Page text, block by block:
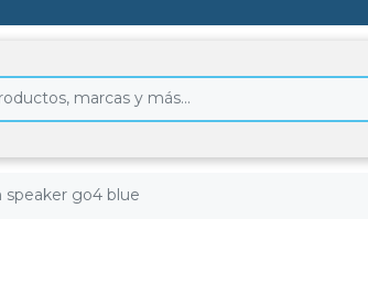
go4 blue